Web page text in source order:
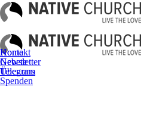
Kontakt
Newsletter
Telegram
Spenden
Home
Gebete
Über uns